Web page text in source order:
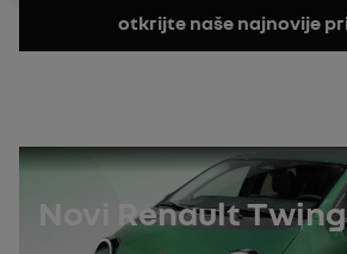
otkrijte naše najnovije
Novi Renault